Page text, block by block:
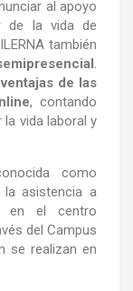
al apoyo
de la vida de
también
.
ventajas de las
, contando
vida laboral y
como
la asistencia a
en el centro
del Campus
se realizan en